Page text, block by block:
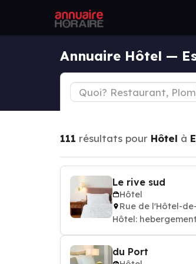
Annuaire Hôtel —
111 résultats pour Hôtel à
Le rive sud
Hôtel
Rue de l'Hôtel-de-
Hôtel:
du Port